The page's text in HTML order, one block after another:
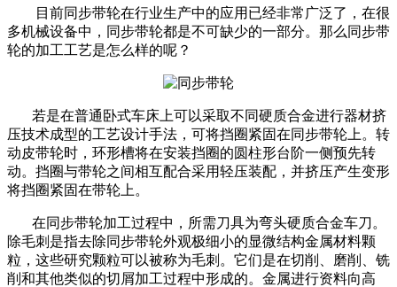
目前同步带轮在行业生产中的应用已经非常广泛了，在很
多机械设备中，同步带轮都是不可缺少的一部分。那么同步带
轮的加工工艺是怎么样的呢？
若是在普通卧式车床上可以采取不同硬质合金进行器材挤
压技术成型的工艺设计手法，可将挡圈紧固在同步带轮上。转
动皮带轮时，环形槽将在安装挡圈的圆柱形台阶一侧预先转
动。挡圈与带轮之间相互配合采用轻压装配，并挤压产生变形
将挡圈紧固在带轮上。
在同步带轮加工过程中，所需刀具为弯头硬质合金车刀。
除毛刺是指去除同步带轮外观极细小的显微结构金属材料颗
粒，这些研究颗粒可以被称为毛刺。它们是在切削、磨削、铣
削和其他类似的切屑加工过程中形成的。金属进行资料向高